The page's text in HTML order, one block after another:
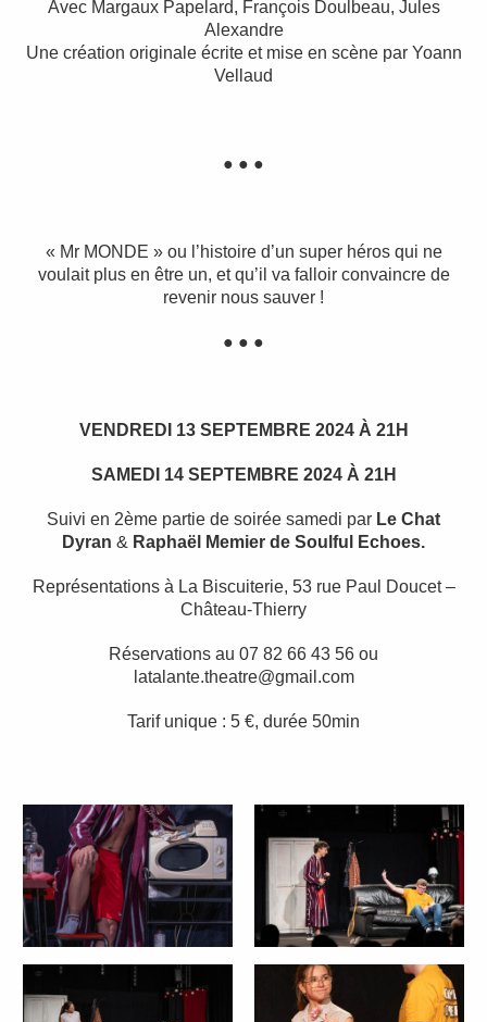
Avec Margaux Papelard, François Doulbeau, Jules
Alexandre
Une création originale écrite et mise en scène par Yoann
Vellaud
● ● ●
« Mr MONDE » ou l’histoire d’un super héros qui ne
voulait plus en être un, et qu’il va falloir convaincre de
revenir nous sauver !
● ● ●
VENDREDI 13 SEPTEMBRE 2024 À 21H
SAMEDI 14 SEPTEMBRE 2024 À 21H
Suivi en 2ème partie de soirée samedi par Le Chat
Dyran & Raphaël Memier de Soulful Echoes.
Représentations à La Biscuiterie, 53 rue Paul Doucet –
Château-Thierry
Réservations au 07 82 66 43 56 ou
latalante.theatre@gmail.com
Tarif unique : 5 €, durée 50min